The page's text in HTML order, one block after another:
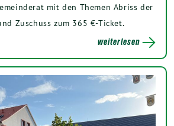
mit den Themen Abriss der
Zuschuss zum 365 €-Ticket.
weiterlesen